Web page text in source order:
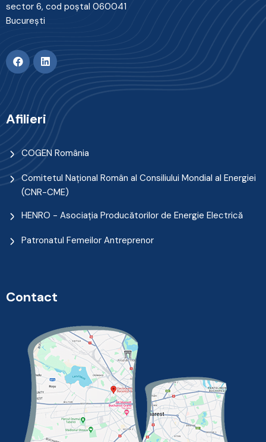
sector 6, cod poştal 060041
Bucureşti
Afilieri
COGEN România
Comitetul Naţional Român al Consiliului Mondial al Energiei
(CNR-CME)
HENRO - Asociația Producătorilor de Energie Electrică
Patronatul Femeilor Antreprenor
Contact